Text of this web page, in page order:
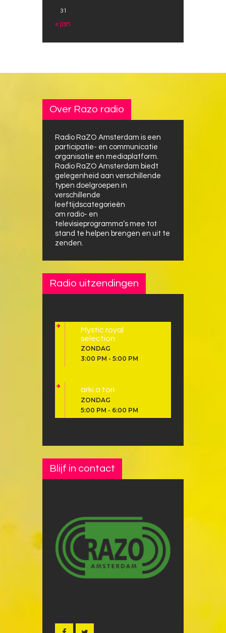
31
« jan
Over Razo radio
Radio RaZO Amsterdam is een
participatie- en communicatie
organisatie en mediaplatform.
Radio RaZO Amsterdam biedt
gelegenheid aan verschillende
typen doelgroepen in
verschillende
leeftijdscategorieën
om radio- en
televisieprogramma’s mee tot
stand te helpen brengen en uit te
zenden.
Radio uitzendingen
Mystic royal
selection
ZONDAG
3:00 PM - 5:00 PM
arki a tori
ZONDAG
5:00 PM - 6:00 PM
Blijf in contact